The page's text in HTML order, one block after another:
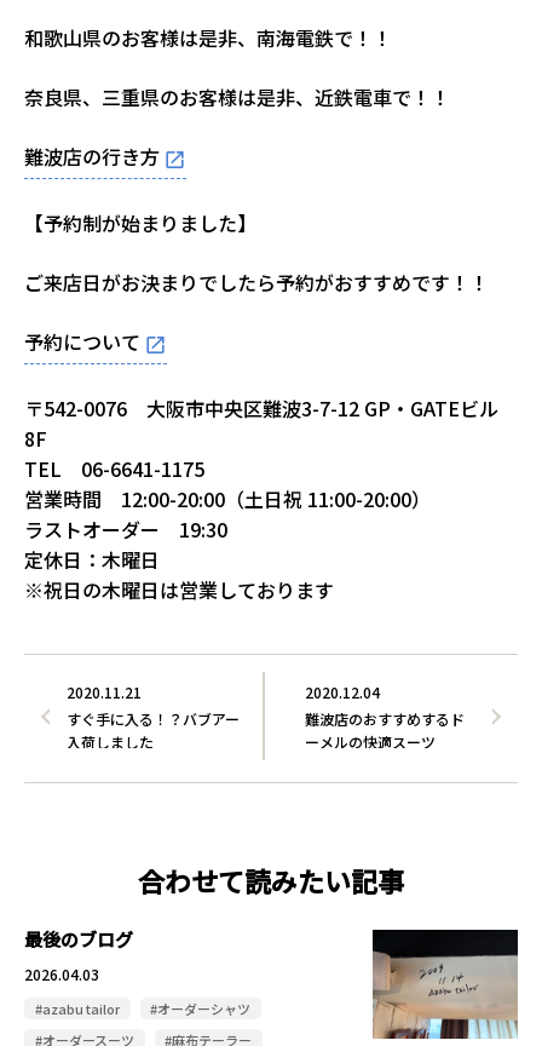
和歌山県のお客様は是非、南海電鉄で！！
奈良県、三重県のお客様は是非、近鉄電車で！！
難波店の行き方
【予約制が始まりました】
ご来店日がお決まりでしたら予約がおすすめです！！
予約について
〒542-0076 大阪市中央区難波3-7-12 GP・GATEビル
8F
TEL 06-6641-1175
営業時間 12:00-20:00（土日祝 11:00-20:00）
ラストオーダー 19:30
定休日：木曜日
※祝日の木曜日は営業しております
2020.12.04
難波店のおすすめするド
ーメルの快適スーツ
2020.11.21
すぐ手に入る！？バブアー
入荷しました
合わせて読みたい記事
最後のブログ
2026.04.03
#azabu tailor
#オーダーシャツ
#オーダースーツ
#麻布テーラー